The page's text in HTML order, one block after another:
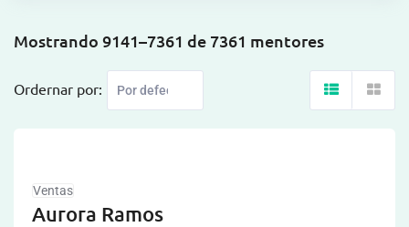
Mostrando 9141–7361 de 7361 mentores
Ordernar por:
Ventas
Aurora Ramos